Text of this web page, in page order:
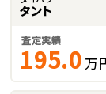
タント
査定実績
195.0 万